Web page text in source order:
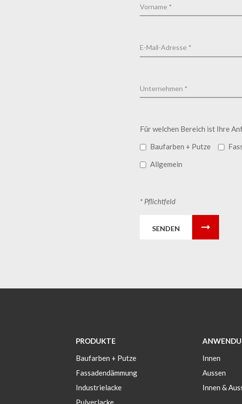
Für welchen Bereich ist Ihre
Baufarben + Putze
Allgemein
* Pflichtfeld
SENDEN
PRODUKTE
Baufarben + Putze
Fassadendämmung
Industrielacke
Pulverlacke
Innen
Aussen
Innen &